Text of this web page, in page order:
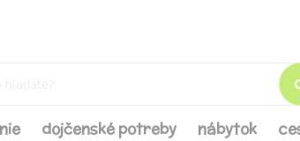
dojčenské potreby nábytok